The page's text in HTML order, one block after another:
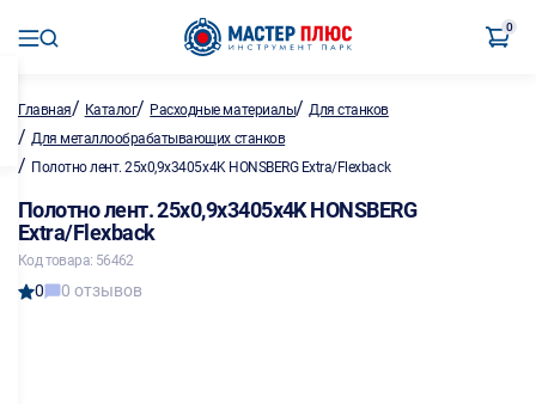
0
Главная/ Каталог/ Расходные материалы/Для станков
/ Для металлообрабатывающих станков
/ Полотно лент. 25х0,9х3405х4K HONSBERG Extra/Flexback
Полотно лент. 25х0,9х3405х4K HONSBERG
Extra/Flexback
Код товара: 56462
0 0 отзывов